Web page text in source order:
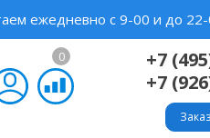
ежедневно с 9-00 и до 22-
0
+7
+7